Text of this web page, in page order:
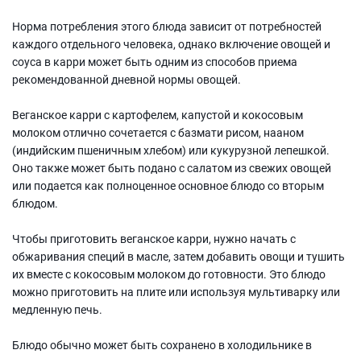
Норма потребления этого блюда зависит от потребностей
каждого отдельного человека, однако включение овощей и
соуса в карри может быть одним из способов приема
рекомендованной дневной нормы овощей.
Веганское карри с картофелем, капустой и кокосовым
молоком отлично сочетается с базмати рисом, нааном
(индийским пшеничным хлебом) или кукурузной лепешкой.
Оно также может быть подано с салатом из свежих овощей
или подается как полноценное основное блюдо со вторым
блюдом.
Чтобы приготовить веганское карри, нужно начать с
обжаривания специй в масле, затем добавить овощи и тушить
их вместе с кокосовым молоком до готовности. Это блюдо
можно приготовить на плите или используя мультиварку или
медленную печь.
Блюдо обычно может быть сохранено в холодильнике в